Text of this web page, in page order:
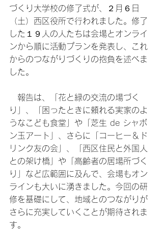
づくり大学校の修了式が、２月６日
（土）西区役所で行われました。修了
した１９人の人たちは会場とオンライ
ンから順に活動プランを発表し、これ
からのつながりづくりの抱負を述べま
した。
報告は、「花と緑の交流の場づく
り」、「困ったときに頼れる実家のよ
うなこども食堂」や「芝生 de シャボ
ン玉アート」、さらに「コーヒー＆ド
リンク友の会」、「西区住民と外国人
との架け橋」や「高齢者の居場所づく
り」など広範囲に及んで、会場もオン
ラインも大いに湧きました。今回の研
修を基礎にして、地域とのつながりが
さらに充実していくことが期待されま
す。